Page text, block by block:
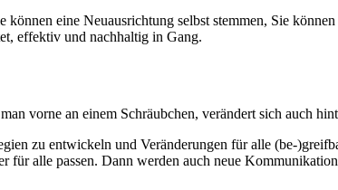
eine Neuausrichtung selbst stemmen, Sie
effektiv und nachhaltig in Gang.
vorne an einem Schräubchen, verändert sich auch
zu entwickeln und Veränderungen für alle (be-
alle passen. Dann werden auch neue